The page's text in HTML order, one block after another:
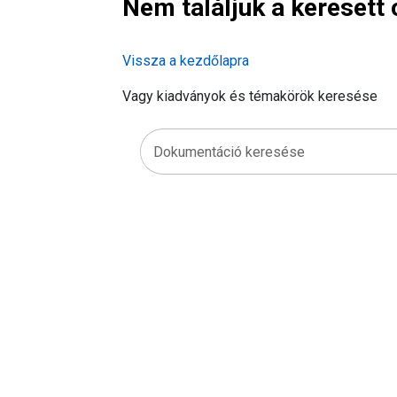
Nem találjuk a keresett
Vissza a kezdőlapra
Vagy kiadványok és témakörök keresése